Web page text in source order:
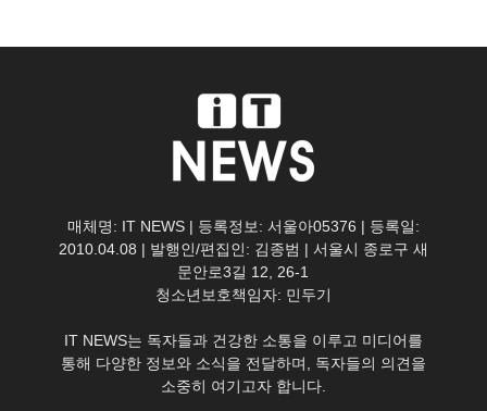
매체명: IT NEWS | 등록정보: 서울아05376 | 등록일:
2010.04.08 | 발행인/편집인: 김종범 | 서울시 종로구 새
문안로3길 12, 26-1
청소년보호책임자: 민두기
IT NEWS는 독자들과 건강한 소통을 이루고 미디어를
통해 다양한 정보와 소식을 전달하며, 독자들의 의견을
소중히 여기고자 합니다.